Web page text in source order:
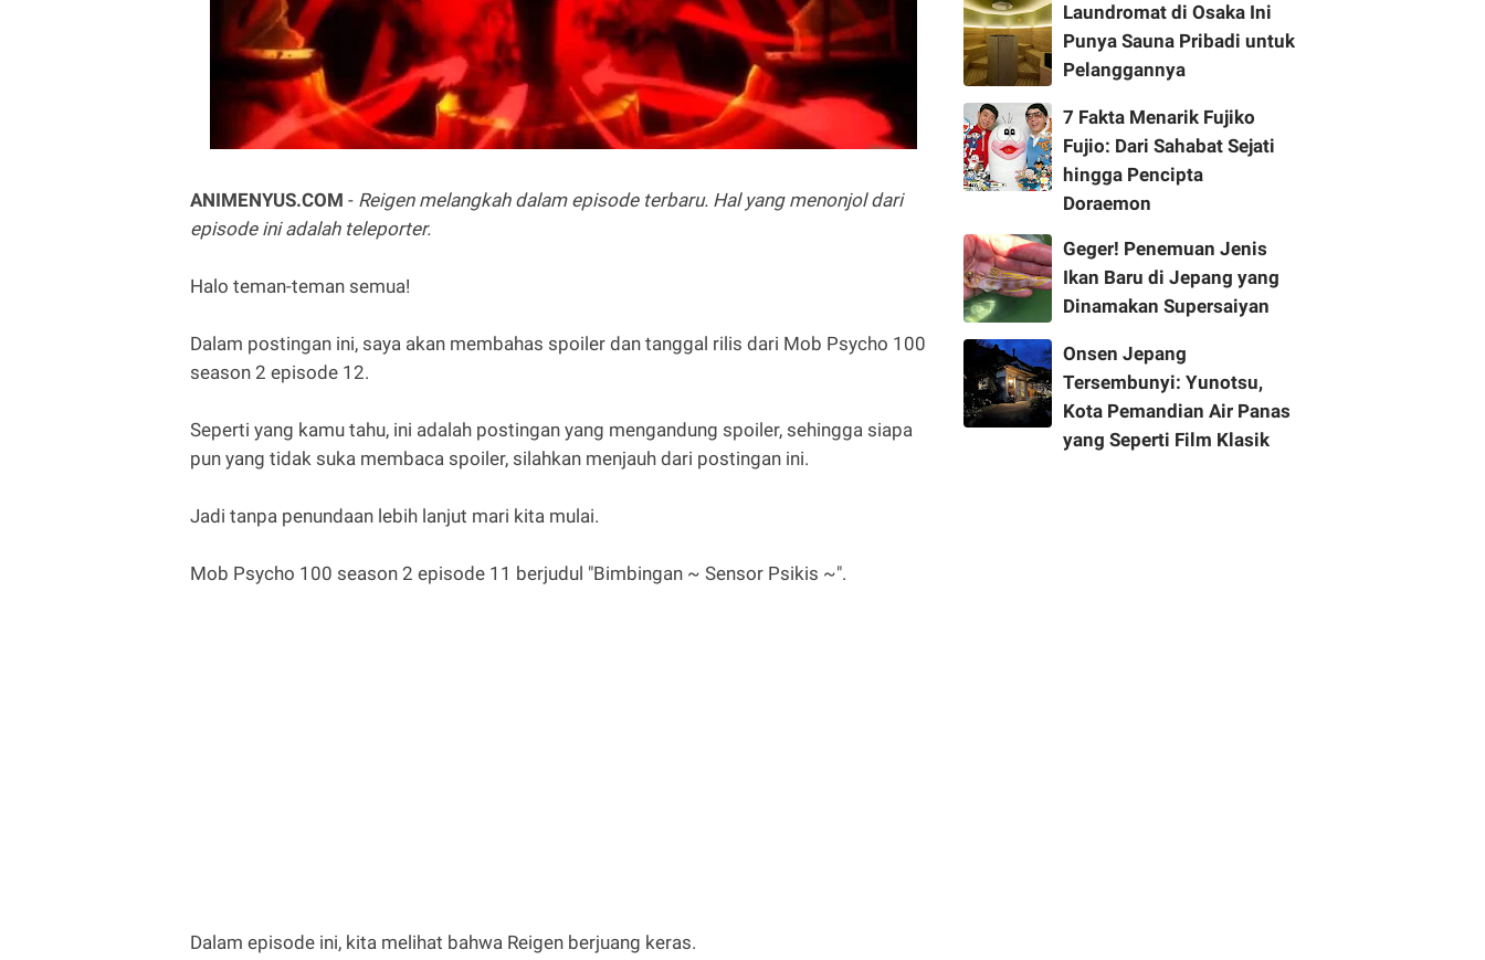
ANIMENYUS.COM - Reigen melangkah dalam episode terbaru. Hal yang menonjol dari
episode ini adalah teleporter.
Halo teman-teman semua!
Dalam postingan ini, saya akan membahas spoiler dan tanggal rilis dari Mob Psycho 100
season 2 episode 12.
Seperti yang kamu tahu, ini adalah postingan yang mengandung spoiler, sehingga siapa
pun yang tidak suka membaca spoiler, silahkan menjauh dari postingan ini.
Jadi tanpa penundaan lebih lanjut mari kita mulai.
Mob Psycho 100 season 2 episode 11 berjudul "Bimbingan ~ Sensor Psikis ~".
Dalam episode ini, kita melihat bahwa Reigen berjuang keras.
Laundromat di Osaka Ini
Punya Sauna Pribadi untuk
Pelanggannya
7 Fakta Menarik Fujiko
Fujio: Dari Sahabat Sejati
hingga Pencipta
Doraemon
Geger! Penemuan Jenis
Ikan Baru di Jepang yang
Dinamakan Supersaiyan
Onsen Jepang
Tersembunyi: Yunotsu,
Kota Pemandian Air Panas
yang Seperti Film Klasik